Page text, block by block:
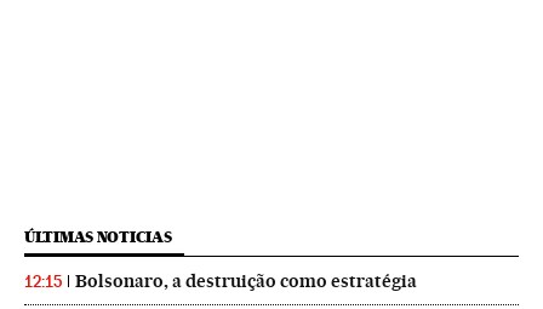
ÚLTIMAS NOTICIAS
12:15 Bolsonaro, a destruição como estratégia